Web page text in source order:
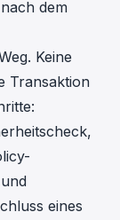
dem
Keine
Transaktion
eines